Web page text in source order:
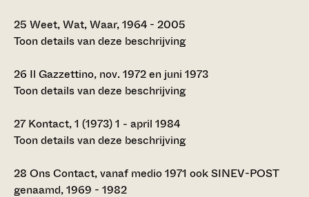
25 Weet, Wat, Waar, 1964 - 2005
Toon details van deze beschrijving
26 Il Gazzettino, nov. 1972 en juni 1973
Toon details van deze beschrijving
27 Kontact, 1 (1973) 1 - april 1984
Toon details van deze beschrijving
28 Ons Contact, vanaf medio 1971 ook SINEV-POST
genaamd, 1969 - 1982